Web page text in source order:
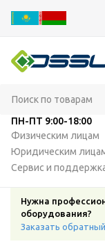
ПН-ПТ 9:00-18:00
Физическим лицам
Юридическим
Сервис и
Нужна
оборудования?
Заказать